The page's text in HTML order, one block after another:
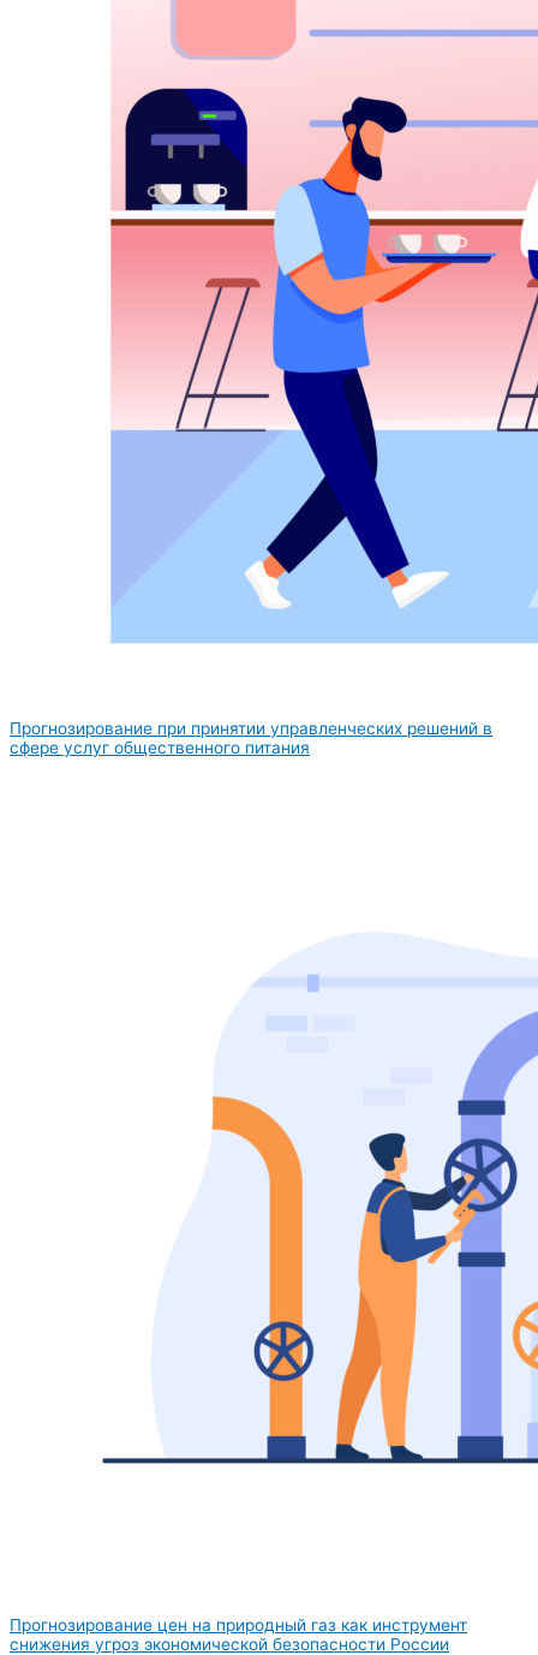
Прогнозирование при принятии управленческих решений в
сфере услуг общественного питания
Прогнозирование цен на природный газ как инструмент
снижения угроз экономической безопасности России